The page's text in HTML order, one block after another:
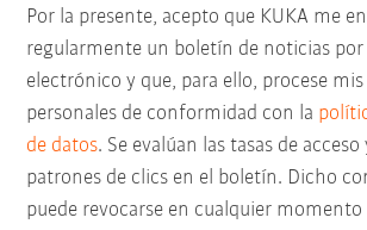
Por la presente, acepto que KUKA me
regularmente un boletín de noticias por
electrónico y que, para ello, procese
personales de conformidad con la
de datos. Se evalúan las tasas de
patrones de clics en el boletín. Dicho
puede revocarse en cualquier